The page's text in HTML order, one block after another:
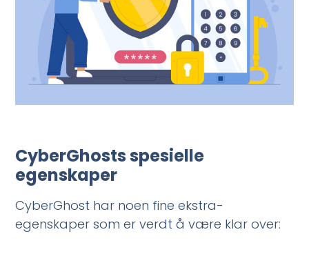
CyberGhosts spesielle
egenskaper
CyberGhost har noen fine ekstra-
egenskaper som er verdt å være klar over: